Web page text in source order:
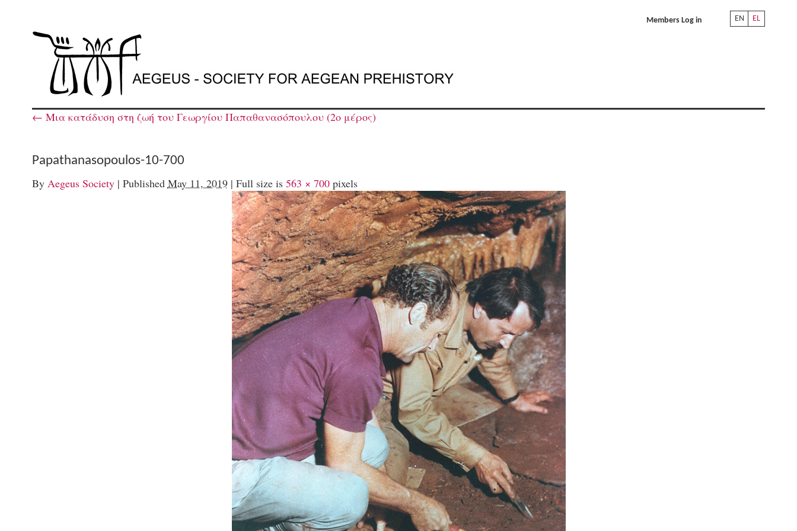
EN EL
Members Log in
← Μια κατάδυση στη ζωή του Γεωργίου Παπαθανασόπουλου (2ο μέρος)
Papathanasopoulos-10-700
By Aegeus Society | Published May 11, 2019 | Full size is 563 × 700pixels